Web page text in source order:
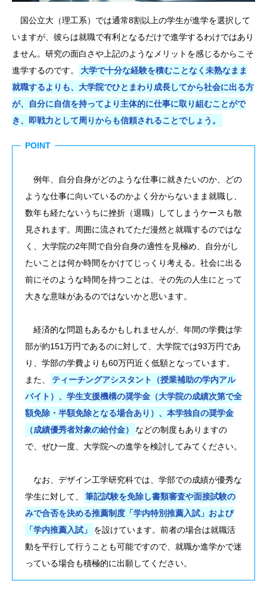
国公立大（理工系）では通常8割以上の学生が進学を選択して
いますが、彼らは就職で有利となるだけで進学するわけではあり
ません。研究の面白さや上記のようなメリットを感じるからこそ
進学するのです。
大学で十分な経験を積むことなく未熟なまま
就職するよりも、大学院でひとまわり成長してから社会に出る方
が、自分に自信を持ってより主体的に仕事に取り組むことがで
き、即戦力として周りからも信頼されることでしょう。
POINT
例年、自分自身がどのような仕事に就きたいのか、どの
ような仕事に向いているのかよく分からないまま就職し、
数年も経たないうちに挫折（退職）してしまうケースも散
見されます。周囲に流されてただ漫然と就職するのではな
く、大学院の2年間で自分自身の適性を見極め、自分がし
たいことは何か時間をかけてじっくり考える。社会に出る
前にそのような時間を持つことは、その先の人生にとって
大きな意味があるのではないかと思います。
経済的な問題もあるかもしれませんが、年間の学費は学
部が約151万円であるのに対して、大学院では93万円であ
り、学部の学費よりも60万円近く低額となっています。
また、
ティーチングアシスタント（授業補助の学内アル
バイト）、学生支援機構の奨学金（大学院の成績次第で全
額免除・半額免除となる場合あり）、本学独自の奨学金
（成績優秀者対象の給付金）
などの制度もありますの
で、ぜひ一度、大学院への進学を検討してみてください。
なお、デザイン工学研究科では、学部での成績が優秀な
学生に対して、
筆記試験を免除し書類審査や面接試験の
みで合否を決める推薦制度「学内特別推薦入試」および
「学内推薦入試」
を設けています。前者の場合は就職活
動を平行して行うことも可能ですので、就職か進学かで迷
っている場合も積極的に出願してください。